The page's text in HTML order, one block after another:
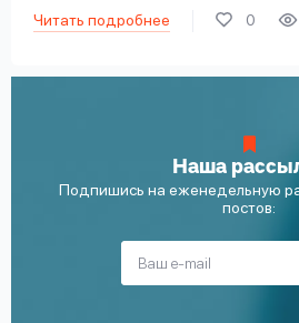
Читать подробнее 0
Наша
Подпишись на еженедельную
постов: